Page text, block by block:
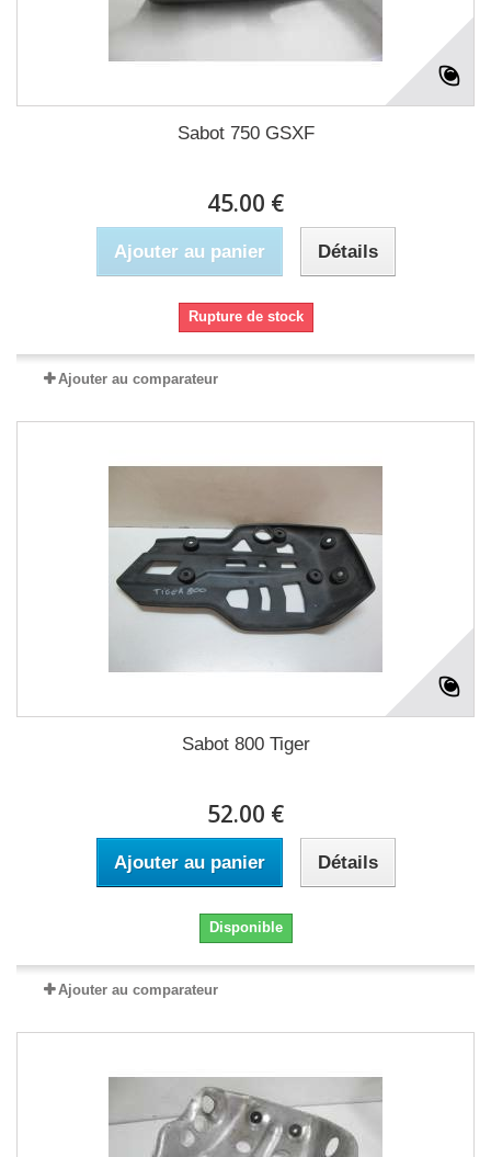
Sabot 750 GSXF
45.00 €
Ajouter au panier Détails
Rupture de stock
Ajouter au comparateur
Sabot 800 Tiger
52.00 €
Ajouter au panier Détails
Disponible
Ajouter au comparateur